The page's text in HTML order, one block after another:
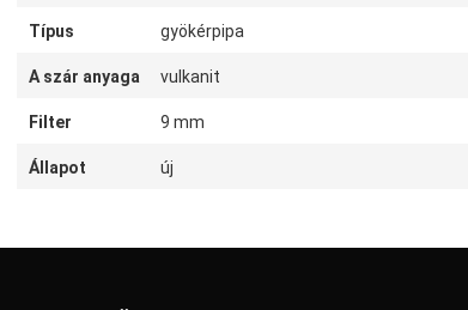
Típus gyökérpipa
A szár anyaga vulkanit
Filter 9 mm
Állapot új